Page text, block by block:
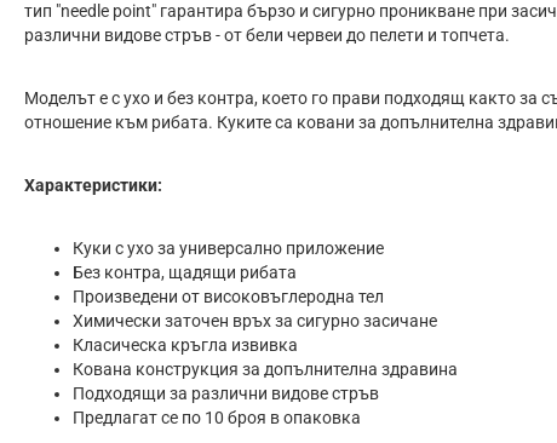
тип "needle point" гарантира бързо и сигурно проникване при
различни видове стръв - от бели червеи до пелети и топчета.
Моделът е с ухо и без контра, което го прави подходящ както за
отношение към рибата. Куките са ковани за допълнителна
Характеристики:
Куки с ухо за универсално приложение
Без контра, щадящи рибата
Произведени от високовъглеродна тел
Химически заточен връх за сигурно засичане
Класическа кръгла извивка
Кована конструкция за допълнителна здравина
Подходящи за различни видове стръв
Предлагат се по 10 броя в опаковка